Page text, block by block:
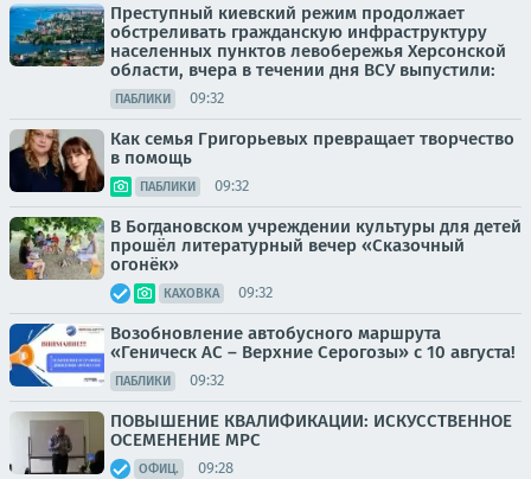
Преступный киевский режим продолжает
обстреливать гражданскую инфраструктуру
населенных пунктов левобережья Херсонской
области, вчера в течении дня ВСУ выпустили:
ПАБЛИКИ 09:32
Как семья Григорьевых превращает творчество
в помощь
ПАБЛИКИ 09:32
В Богдановском учреждении культуры для детей
прошёл литературный вечер «Сказочный
огонёк»
КАХОВКА 09:32
Возобновление автобусного маршрута
«Геническ АС – Верхние Серогозы» с 10 августа!
ПАБЛИКИ 09:32
ПОВЫШЕНИЕ КВАЛИФИКАЦИИ: ИСКУССТВЕННОЕ
ОСЕМЕНЕНИЕ МРС
ОФИЦ. 09:28